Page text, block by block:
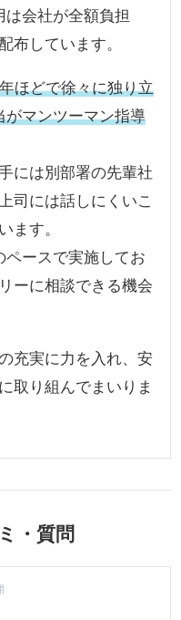
は会社が全額負担
布しています。
ほどで徐々に独り立
がマンツーマン指導
には別部署の先輩社
司には話しにくいこ
ます。
ースで実施してお
ーに相談できる機会
充実に力を入れ、安
取り組んでまいりま
・質問